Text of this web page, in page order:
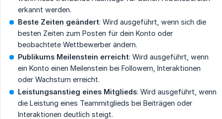
erkannt werden.
Beste Zeiten geändert: Wird ausgeführt, wenn sich die
besten Zeiten zum Posten für dein Konto oder
beobachtete Wettbewerber ändern.
Publikums Meilenstein erreicht: Wird ausgeführt, wenn
ein Konto einen Meilenstein bei Followern, Interaktionen
oder Wachstum erreicht.
Leistungsanstieg eines Mitglieds: Wird ausgeführt, wenn
die Leistung eines Teammitglieds bei Beiträgen oder
Interaktionen deutlich steigt.